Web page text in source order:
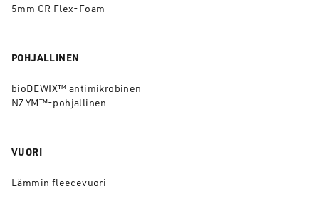
5mm CR Flex-Foam
POHJALLINEN
bioDEWIX™ antimikrobinen
NZYM™-pohjallinen
VUORI
Lämmin fleecevuori